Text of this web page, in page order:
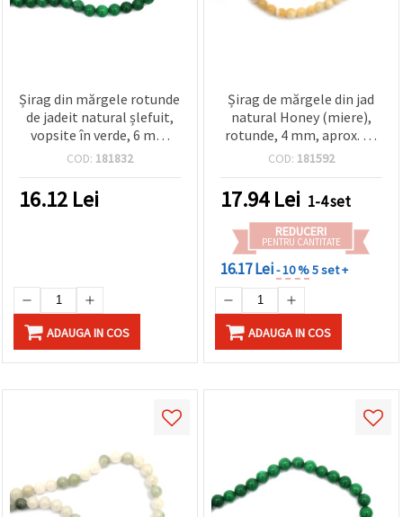
Șirag din mărgele rotunde
de jadeit natural șlefuit,
vopsite în verde, 6 mm
(~62 buc.) — piatră
bijuterii handmade
COD: 181832
16.12 Lei
ADAUGA IN COS
Șirag de mărgele din jad
natural Honey (miere),
rotunde, 4 mm, aprox. 87
buc. - mărgele
bijuterii handmade,
beading și proiecte DIY
COD: 181592
17.94Lei 1-4 set
REDUCERI
PENTRU CANTITATE
16.17 Lei- 10 %5 set +
ADAUGA IN COS